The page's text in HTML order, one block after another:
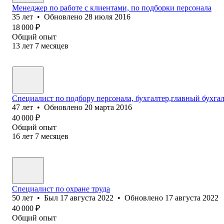
Менеджер по работе с клиентами, по подборки персонала
35 лет • Обновлено 28 июля 2016
18 000 ₽
Общий опыт
13 лет 7 месяцев
Специалист по подбору персонала, бухгалтер,главный
47 лет • Обновлено 20 марта 2016
40 000 ₽
Общий опыт
16 лет 7 месяцев
Специалист по охране труда
50 лет • Был 17 августа 2022 • Обновлено 17 августа 2022
40 000 ₽
Общий опыт